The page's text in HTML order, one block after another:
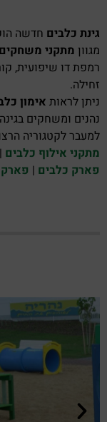
גינת כלבים חדשה
מגוון מתקני
רמפת דו שיפועית,
זחילה.
ניתן לראות אימון
נהנים ומשחקים
למעבר לקטגוריה
מתקני אילוף כלבים |
פארק כלבים |